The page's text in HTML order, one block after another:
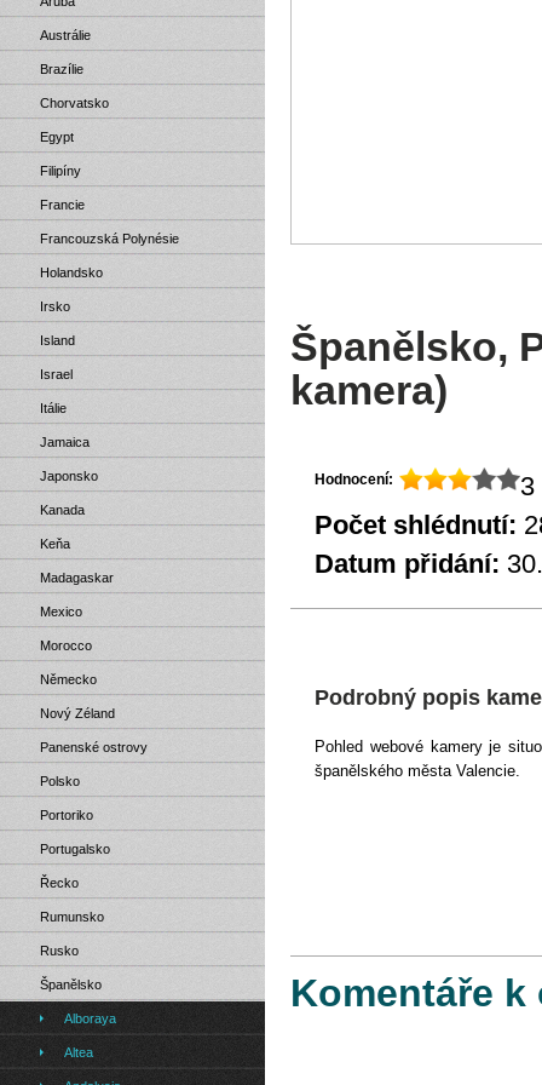
Španělsko,
kamera)
Hodnocení:
3
Počet shlédnutí:
Datum přidání:
Podrobný popis
Pohled webové kamery je
španělského města Valencie.
Komentáře k
Austrálie
Brazílie
Chorvatsko
Egypt
Filipíny
Francie
Francouzská Polynésie
Holandsko
Irsko
Island
Israel
Itálie
Jamaica
Japonsko
Kanada
Keňa
Madagaskar
Mexico
Morocco
Německo
Nový Zéland
Panenské ostrovy
Polsko
Portoriko
Portugalsko
Řecko
Rumunsko
Rusko
Španělsko
Alboraya
Altea